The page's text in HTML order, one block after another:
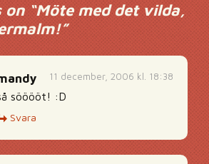
“Möte med det vilda,
”
11 december, 2006 kl. 18:38
sööööt! :D
Svara